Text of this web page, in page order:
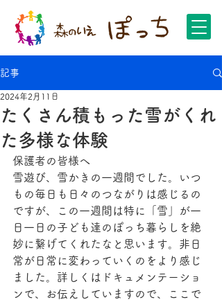
記事
たくさん積もった雪がくれ
た多様な体験
2024年2月11日
保護者の皆様へ
雪遊び、雪かきの一週間でした。いつ
もの毎日も日々のつながりは感じるの
ですが、この一週間は特に「雪」が一
日一日の子ども達のぽっち暮らしを絶
妙に繋げてくれたなと思います。非日
常が日常に変わっていくのをより感じ
ました。詳しくはドキュメンテーショ
ンで、お伝えしていますので、ここで